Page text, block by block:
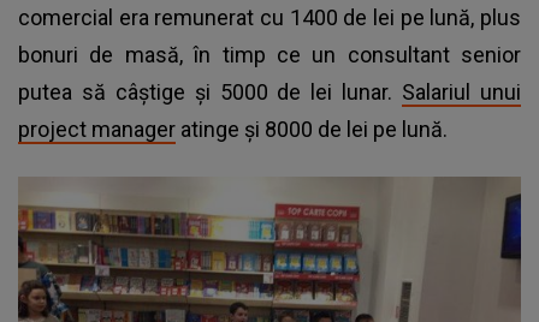
comercial era remunerat cu 1400 de lei pe lună, plus
bonuri de masă, în timp ce un consultant senior
putea să câştige şi 5000 de lei lunar. Salariul unui
project manager atinge şi 8000 de lei pe lună.